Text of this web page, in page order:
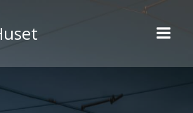
indhold